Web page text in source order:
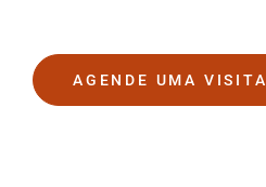
AGENDE UMA VISITA